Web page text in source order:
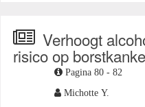
Verhoogt
risico op
Pagina 80 - 82
Michotte Y.